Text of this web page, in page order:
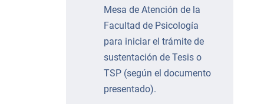
Mesa de Atención de la
Facultad de Psicología
para iniciar el trámite de
sustentación de Tesis o
TSP (según el documento
presentado).